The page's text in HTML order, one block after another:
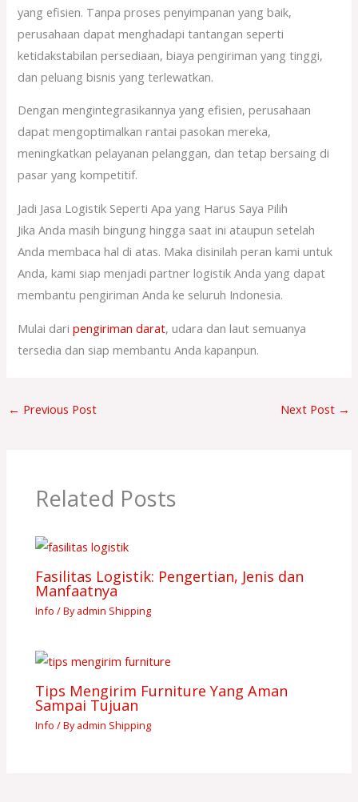
yang efisien. Tanpa proses penyimpanan yang baik,
perusahaan dapat menghadapi tantangan seperti
ketidakstabilan persediaan, biaya pengiriman yang tinggi,
dan peluang bisnis yang terlewatkan.
Dengan mengintegrasikannya yang efisien, perusahaan
dapat mengoptimalkan rantai pasokan mereka,
meningkatkan pelayanan pelanggan, dan tetap bersaing di
pasar yang kompetitif.
Jadi Jasa Logistik Seperti Apa yang Harus Saya Pilih
Jika Anda masih bingung hingga saat ini ataupun setelah
Anda membaca hal di atas. Maka disinilah peran kami untuk
Anda, kami siap menjadi partner logistik Anda yang dapat
membantu pengiriman Anda ke seluruh Indonesia.
Mulai daripengiriman darat, udara dan laut semuanya
tersedia dan siap membantu Anda kapanpun.
← Previous Post Next Post →
Related Posts
Fasilitas Logistik: Pengertian, Jenis dan
Manfaatnya
Info / Byadmin Shipping
Tips Mengirim Furniture Yang Aman
Sampai Tujuan
Info / Byadmin Shipping